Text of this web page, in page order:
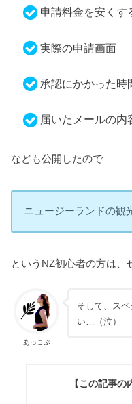
申請料金を安くす
実際の申請画面
承認にかかった時
届いたメールの内
なども公開したので
ニュージーランドの観
というNZ初心者の方は、
あっこぷ
そして、ス
い…（泣）
【この記事の